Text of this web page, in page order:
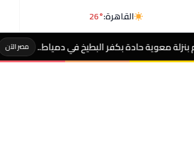
القاهرة:26°
مصر الآن عاجل-